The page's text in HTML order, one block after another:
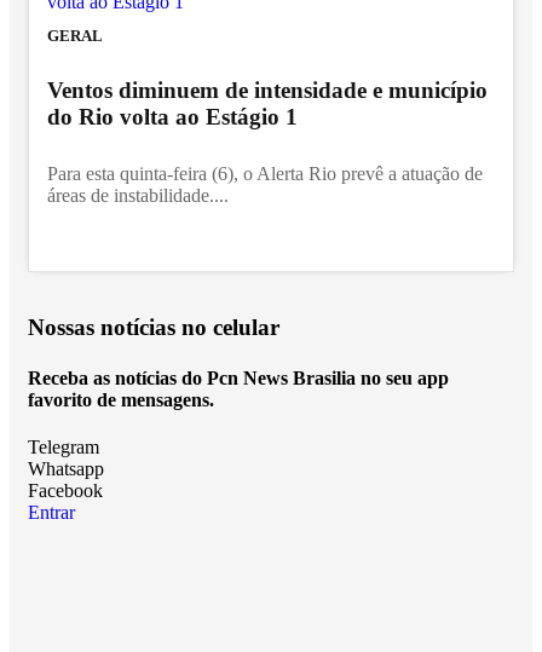
GERAL
Ventos diminuem de intensidade e município
do Rio volta ao Estágio 1
Para esta quinta-feira (6), o Alerta Rio prevê a atuação de
áreas de instabilidade....
Nossas notícias no celular
Receba as notícias do Pcn News Brasilia no seu app
favorito de mensagens.
Telegram
Whatsapp
Facebook
Entrar